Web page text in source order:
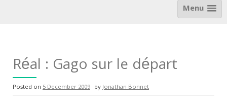
Menu
Réal : Gago sur le départ
Posted on 5 December 2009 byJonathan Bonnet